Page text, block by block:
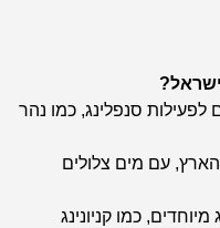
סנפלינג, כמו נהר
עם מים צלולים
כמו קניונינג